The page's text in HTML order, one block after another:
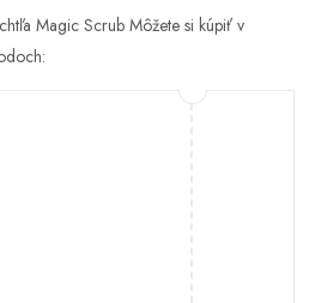
Magic Scrub Môžete si kúpiť v